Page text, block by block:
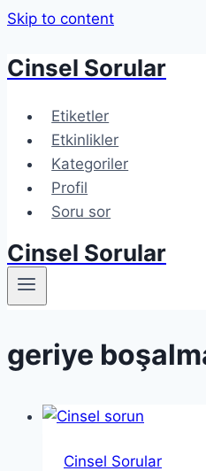
Skip to content
Cinsel Sorular
Etiketler
Etkinlikler
Kategoriler
Profil
Soru sor
Cinsel Sorular
geriye
Cinsel Sorular